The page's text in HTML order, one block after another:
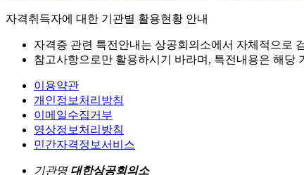
자격취득자에 대한 기관별 활용현황 안내
자격증 관련 특전안내는 상공회의소에서 자체적으로
참고사항으로만 활용하시기 바라며, 특전내용은 해당
이용약관
개인정보처리방침
이메일수집거부
영상정보처리방침
민간자격정보서비스
기관명 대한상공회의소